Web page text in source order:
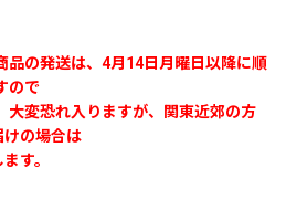
品の発送は、4月14日月曜日以降に順
ので
大変恐れ入りますが、関東近郊の方
けの場合は
す。